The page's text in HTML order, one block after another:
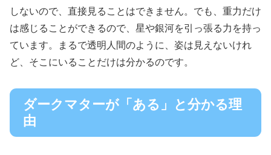
しないので、直接見ることはできません。でも、重力だけ
は感じることができるので、星や銀河を引っ張る力を持っ
ています。まるで透明人間のように、姿は見えないけれ
ど、そこにいることだけは分かるのです。
ダークマターが「ある」と分かる理
由